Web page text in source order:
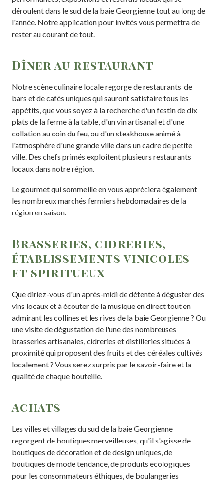
déroulent dans le sud de la baie Georgienne tout au long de
l'année. Notre application pour invités vous permettra de
rester au courant de tout.
Dîner au restaurant
Notre scène culinaire locale regorge de restaurants, de
bars et de cafés uniques qui sauront satisfaire tous les
appétits, que vous soyez à la recherche d'un festin de dix
plats de la ferme à la table, d'un vin artisanal et d'une
collation au coin du feu, ou d'un steakhouse animé à
l'atmosphère d'une grande ville dans un cadre de petite
ville. Des chefs primés exploitent plusieurs restaurants
locaux dans notre région.
Le gourmet qui sommeille en vous appréciera également
les nombreux marchés fermiers hebdomadaires de la
région en saison.
Brasseries, cidreries,
établissements vinicoles
et spiritueux
Que diriez-vous d'un après-midi de détente à déguster des
vins locaux et à écouter de la musique en direct tout en
admirant les collines et les rives de la baie Georgienne ? Ou
une visite de dégustation de l'une des nombreuses
brasseries artisanales, cidreries et distilleries situées à
proximité qui proposent des fruits et des céréales cultivés
localement ? Vous serez surpris par le savoir-faire et la
qualité de chaque bouteille.
Achats
Les villes et villages du sud de la baie Georgienne
regorgent de boutiques merveilleuses, qu'il s'agisse de
boutiques de décoration et de design uniques, de
boutiques de mode tendance, de produits écologiques
pour les consommateurs éthiques, de boulangeries